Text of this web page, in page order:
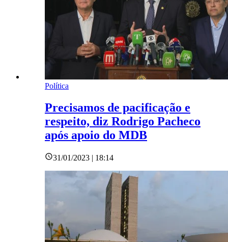
Política
Precisamos de pacificação e
respeito, diz Rodrigo Pacheco
após apoio do MDB
31/01/2023 | 18:14